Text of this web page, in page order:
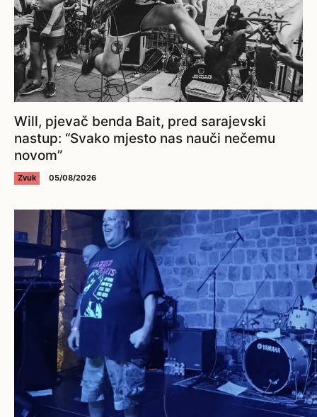
Will, pjevač benda Bait, pred sarajevski
nastup: “Svako mjesto nas nauči nečemu
novom”
Zvuk 05/08/2026